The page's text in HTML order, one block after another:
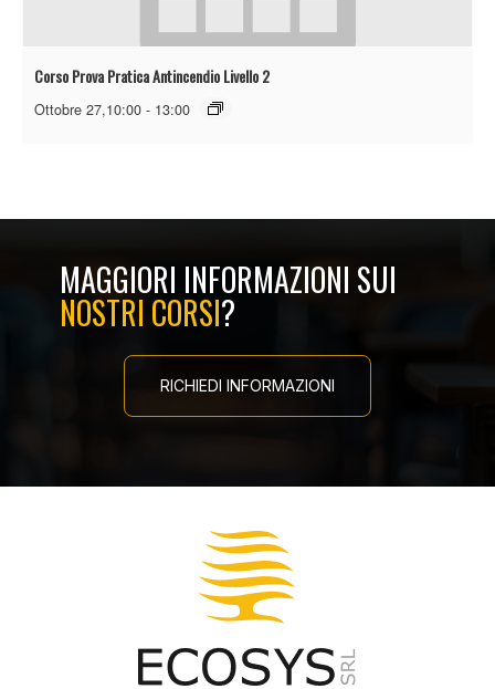
Corso Prova Pratica Antincendio Livello 2
Ottobre 27,10:00 - 13:00
MAGGIORI INFORMAZIONI SUI
NOSTRI CORSI?
RICHIEDI INFORMAZIONI